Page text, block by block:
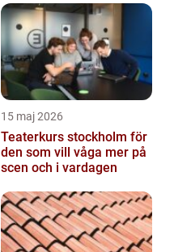
15 maj 2026
Teaterkurs stockholm för
den som vill våga mer på
scen och i vardagen